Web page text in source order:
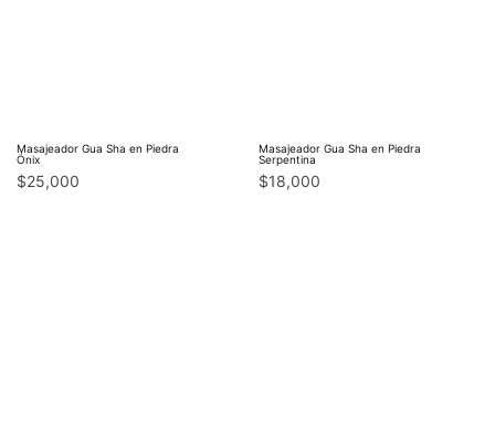
Masajeador Gua Sha en Piedra
Ónix
$25,000
Masajeador Gua Sha en Piedra
Serpentina
$18,000